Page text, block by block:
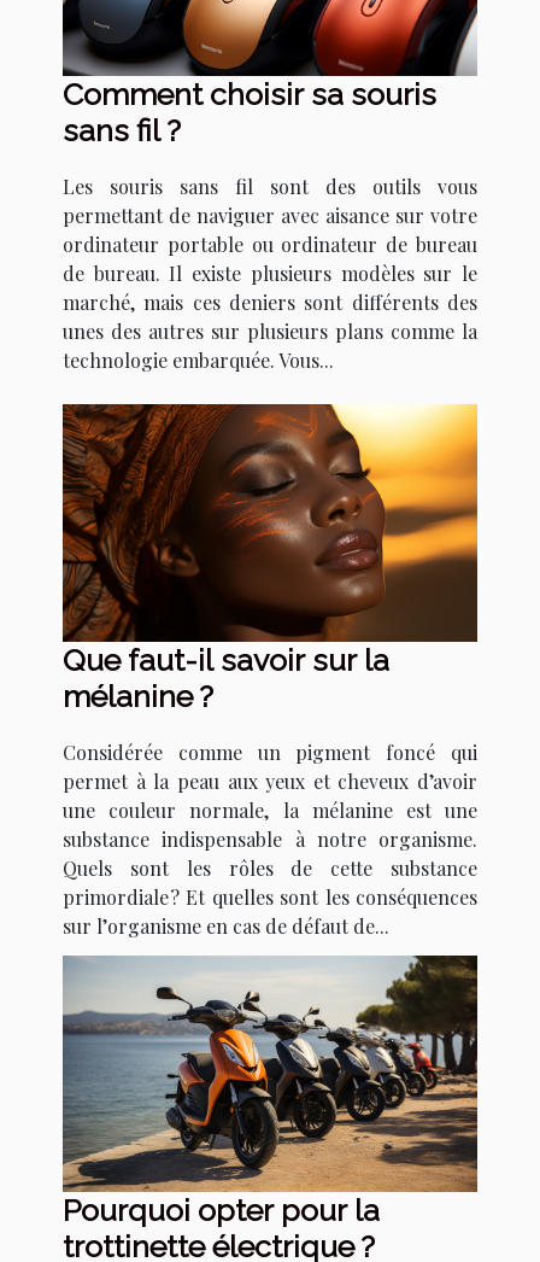
Comment choisir sa souris
sans fil ?
Les souris sans fil sont des outils vous
permettant de naviguer avec aisance sur votre
ordinateur portable ou ordinateur de bureau
de bureau. Il existe plusieurs modèles sur le
marché, mais ces deniers sont différents des
unes des autres sur plusieurs plans comme la
technologie embarquée. Vous...
Que faut-il savoir sur la
mélanine ?
Considérée comme un pigment foncé qui
permet à la peau aux yeux et cheveux d’avoir
une couleur normale, la mélanine est une
substance indispensable à notre organisme.
Quels sont les rôles de cette substance
primordiale ? Et quelles sont les conséquences
sur l’organisme en cas de défaut de...
Pourquoi opter pour la
trottinette électrique ?